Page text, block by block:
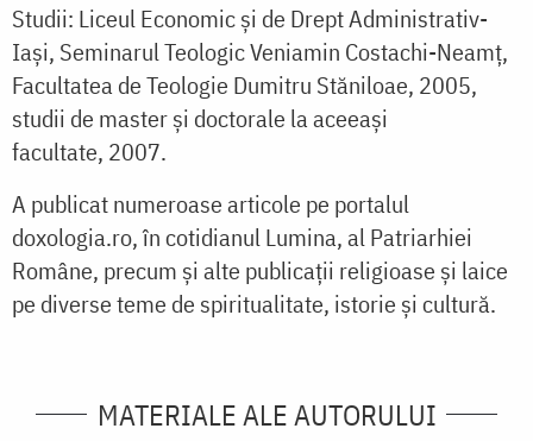
Studii: Liceul Economic și de Drept Administrativ-
Iași, Seminarul Teologic Veniamin Costachi-Neamț,
Facultatea de Teologie Dumitru Stăniloae, 2005,
studii de master și doctorale la aceeași
facultate, 2007.
A publicat numeroase articole pe portalul
doxologia.ro, în cotidianul Lumina, al Patriarhiei
Române, precum și alte publicații religioase și laice
pe diverse teme de spiritualitate, istorie și cultură.
MATERIALE ALE AUTORULUI